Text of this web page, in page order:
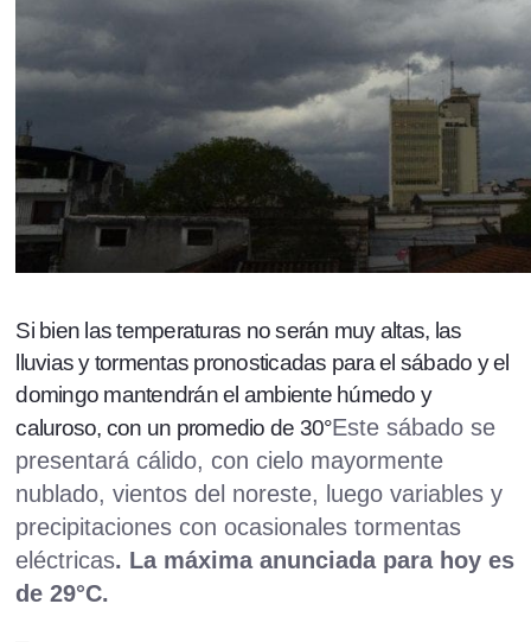
Si bien las temperaturas no serán muy altas, las
lluvias y tormentas pronosticadas para el sábado y el
domingo mantendrán el ambiente húmedo y
caluroso, con un promedio de 30°Este sábado se
presentará cálido, con cielo mayormente
nublado, vientos del noreste, luego variables y
precipitaciones con ocasionales tormentas
eléctricas. La máxima anunciada para hoy es
de 29°C.